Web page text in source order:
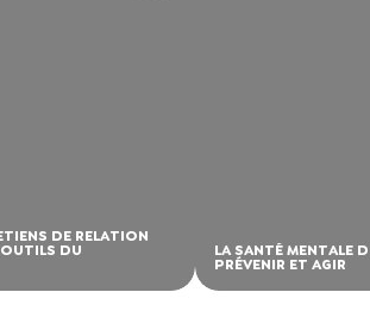
DE RELATION
OUTILS DU LA SANTÉ MENTALE
PRÉVENIR ET AGIR